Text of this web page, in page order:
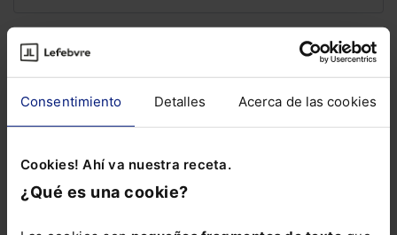
Consentimiento Detalles Acerca de las cookies
Cookies! Ahí va nuestra receta.
¿Qué es una cookie?
He leído y acepto las condiciones de la
Política de
Privacidad y Protección de Datos.
Solicitar
Lefebvre
Nuestro equipo